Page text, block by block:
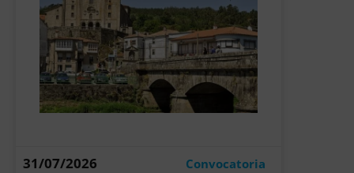
Convocatoria
31/07/2026